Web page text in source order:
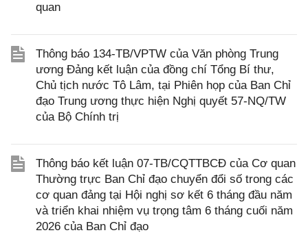
quan
Thông báo 134-TB/VPTW của Văn phòng Trung
ương Đảng kết luận của đồng chí Tổng Bí thư,
Chủ tịch nước Tô Lâm, tại Phiên họp của Ban Chỉ
đạo Trung ương thực hiện Nghị quyết 57-NQ/TW
của Bộ Chính trị
Thông báo kết luận 07-TB/CQTTBCĐ của Cơ quan
Thường trực Ban Chỉ đạo chuyển đổi số trong các
cơ quan đảng tại Hội nghị sơ kết 6 tháng đầu năm
và triển khai nhiệm vụ trọng tâm 6 tháng cuối năm
2026 của Ban Chỉ đạo